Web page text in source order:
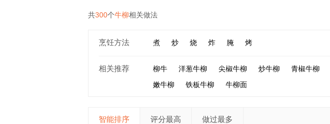
共300个牛柳相关做法
烹饪方法 煮 炒 烧 炸 腌 烤
相关推荐 柳牛 洋葱牛柳 尖椒牛柳 炒牛柳 青椒牛柳
嫩牛柳
铁板牛柳 牛柳面
智能排序 评分最高 做过最多